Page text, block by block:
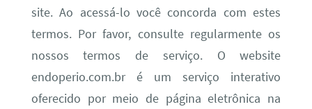
site. Ao acessá-lo você concorda com estes
termos. Por favor, consulte regularmente os
nossos termos de serviço. O website
endoperio.com.br é um serviço interativo
oferecido por meio de página eletrônica na